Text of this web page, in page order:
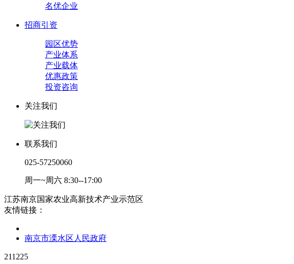
名优企业
招商引资
园区优势
产业体系
产业载体
优惠政策
投资咨询
关注我们
联系我们
025-57250060
周一~周六 8:30--17:00
江苏南京国家农业高新技术产业示范区
友情链接：
南京市溧水区人民政府
211225